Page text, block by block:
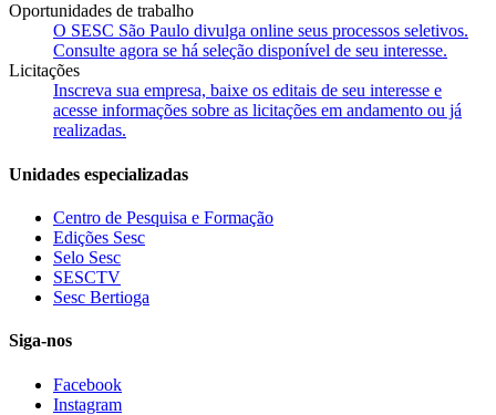
Oportunidades de trabalho
O SESC São Paulo divulga online seus processos seletivos.
Consulte agora se há seleção disponível de seu interesse.
Licitações
Inscreva sua empresa, baixe os editais de seu interesse e
acesse informações sobre as licitações em andamento ou já
realizadas.
Unidades especializadas
Centro de Pesquisa e Formação
Edições Sesc
Selo Sesc
SESCTV
Sesc Bertioga
Siga-nos
Facebook
Instagram